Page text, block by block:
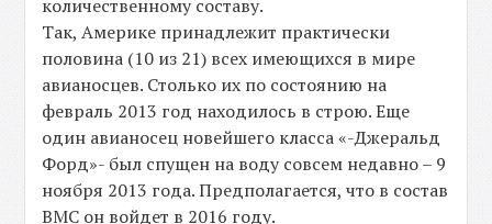
количественному составу.
Так, Америке принадлежит практически
половина (10 из 21) всех имеющихся в мире
авианосцев. Столько их по состоянию на
февраль 2013 год находилось в строю. Еще
один авианосец новейшего класса «-Джеральд
Форд»- был спущен на воду совсем недавно – 9
ноября 2013 года. Предполагается, что в состав
ВМС он войдет в 2016 году.